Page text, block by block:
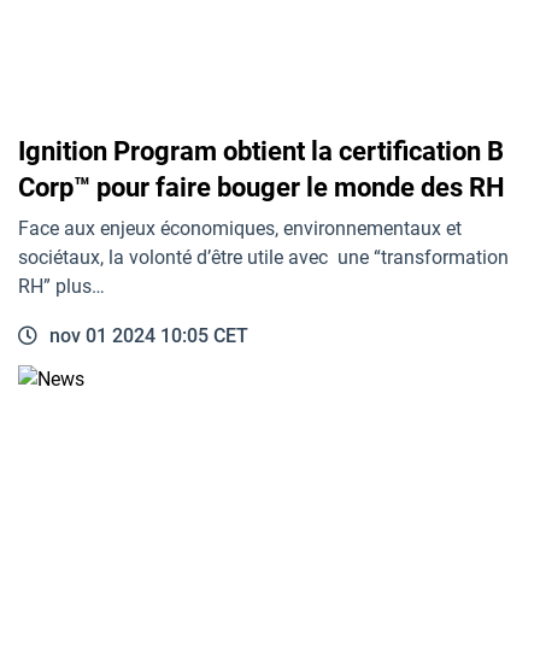
Ignition Program obtient la certification B
Corp™ pour faire bouger le monde des RH
Face aux enjeux économiques, environnementaux et
sociétaux, la volonté d’être utile avec une “transformation
RH” plus…
nov 01 2024 10:05 CET